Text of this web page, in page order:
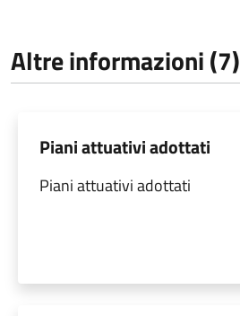
Altre informazioni (7)
Piani attuativi adottati
Piani attuativi adottati